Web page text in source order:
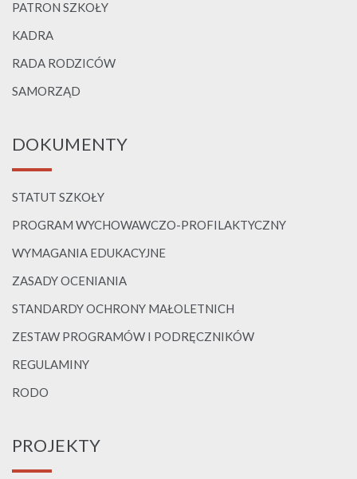
PATRON SZKOŁY
KADRA
RADA RODZICÓW
SAMORZĄD
DOKUMENTY
STATUT SZKOŁY
PROGRAM WYCHOWAWCZO-PROFILAKTYCZNY
WYMAGANIA EDUKACYJNE
ZASADY OCENIANIA
STANDARDY OCHRONY MAŁOLETNICH
ZESTAW PROGRAMÓW I PODRĘCZNIKÓW
REGULAMINY
RODO
PROJEKTY